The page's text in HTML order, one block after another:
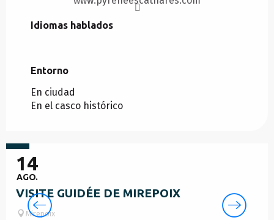
Idiomas hablados
Idiomas hablados
Entorno
Entorno
En ciudad
En el casco histórico
14
AGO.
VISITE GUIDÉE DE MIREPOIX
Mirepoix